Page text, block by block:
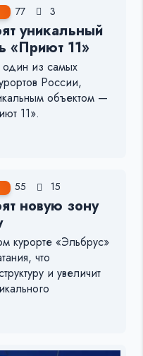
77 3
уникальный
«Приют 11»
один из самых
России,
объектом —
11».
55 15
новую зону
курорте «Эльбрус»
что
и увеличит